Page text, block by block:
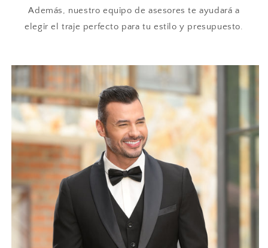
Además, nuestro equipo de asesores te ayudará a
elegir el traje perfecto para tu estilo y presupuesto.